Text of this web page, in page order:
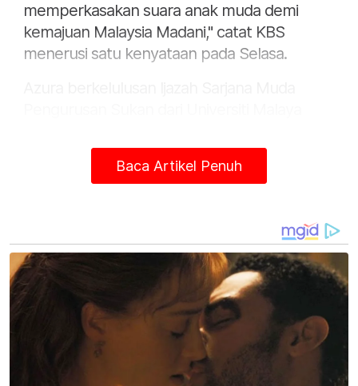
memperkasakan suara anak muda demi
kemajuan Malaysia Madani," catat KBS
menerusi satu kenyataan pada Selasa.
Teknologi Mara (UiTM).
Baca Artikel Penuh